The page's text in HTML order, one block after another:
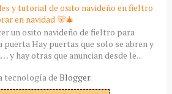
y tutorial de osito navideño en fieltro
en navidad 🐻🎄
un osito navideño de fieltro para
puerta Hay puertas que solo se abren y
y hay otras que anuncian desde le...
tecnología de Blogger.